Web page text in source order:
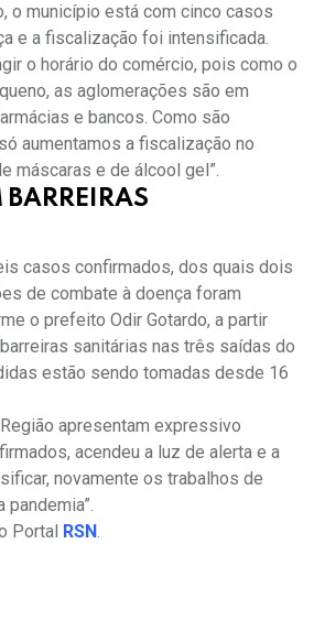
o município está com cinco casos
e a fiscalização foi intensificada.
o horário do comércio, pois como o
as aglomerações são em
e bancos. Como são
aumentamos a fiscalização no
máscaras e de álcool gel”.
casos confirmados, dos quais dois
de combate à doença foram
o prefeito Odir Gotardo, a partir
sanitárias nas três saídas do
estão sendo tomadas desde 16
apresentam expressivo
acendeu a luz de alerta e a
novamente os trabalhos de
pandemia”.
Portal RSN.